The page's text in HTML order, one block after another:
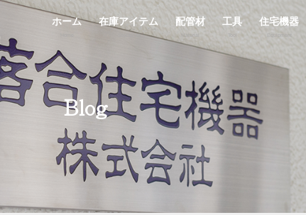
ホーム 在庫アイテム
StockList
配管材 工具 住宅機器
Blog